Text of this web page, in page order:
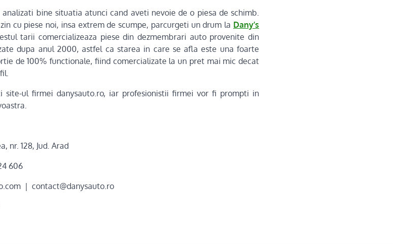
bine situatia atunci cand aveti nevoie de o piesa de schimb.
cu piese noi, insa extrem de scumpe, parcurgeti un drum la Dany’s
tarii comercializeaza piese din dezmembrari auto provenite din
dupa anul 2000, astfel ca starea in care se afla este una foarte
de 100% functionale, fiind comercializate la un pret mai mic decat
site-ul firmei danysauto.ro, iar profesionistii firmei vor fi prompti in
nr. 128, Jud. Arad
606
| contact@danysauto.ro